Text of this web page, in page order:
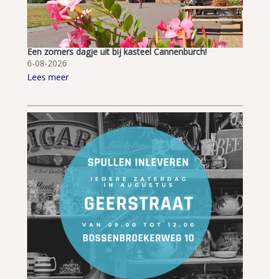
Een zomers dagje uit bij kasteel Cannenburch!
6-08-2026
Lees meer